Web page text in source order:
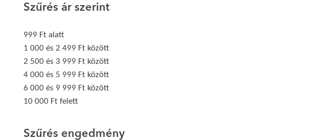
Szűrés ár szerint
999 Ft alatt
1 000 és 2 499 Ft között
2 500 és 3 999 Ft között
4 000 és 5 999 Ft között
6 000 és 9 999 Ft között
10 000 Ft felett
Szűrés engedmény